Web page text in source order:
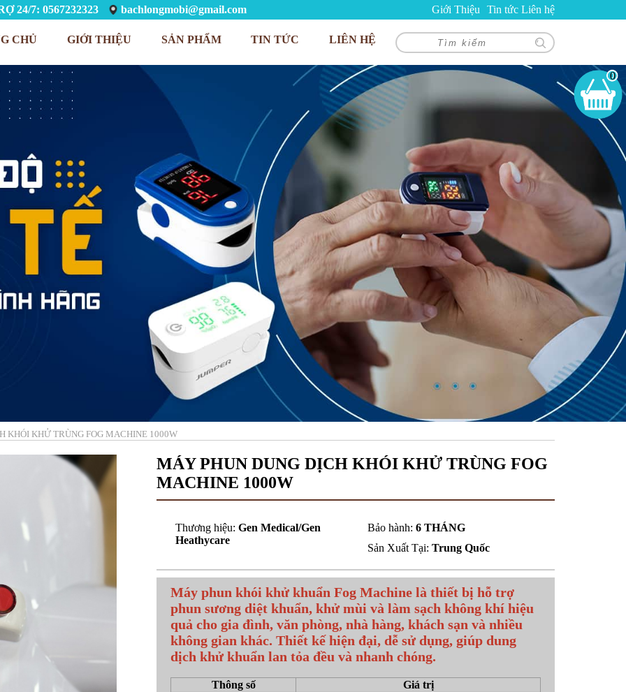
24/7: 0567232323 bachlongmobi@gmail.com Giới Thiệu Tin tức Liên hệ
CHỦ GIỚI THIỆU SẢN PHẨM TIN TỨC LIÊN HỆ
0
KHÓI KHỬ TRÙNG FOG MACHINE 1000W
MÁY PHUN DUNG DỊCH KHÓI KHỬ TRÙNG FOG
MACHINE 1000W
Thương hiệu: Gen Medical/Gen
Heathycare
Bảo hành: 6 THÁNG
Sản Xuất Tại: Trung Quốc
Máy phun khói khử khuẩn Fog Machine là thiết bị hỗ trợ
phun sương diệt khuẩn, khử mùi và làm sạch không khí hiệu
quả cho gia đình, văn phòng, nhà hàng, khách sạn và nhiều
không gian khác. Thiết kế hiện đại, dễ sử dụng, giúp dung
dịch khử khuẩn lan tỏa đều và nhanh chóng.
Thông số
Giá trị